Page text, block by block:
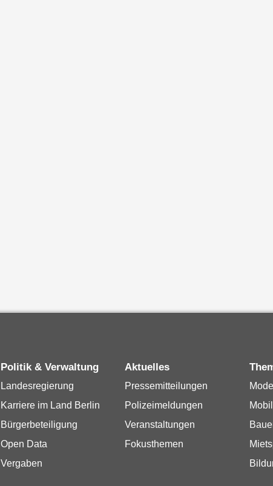
Politik & Verwaltung
Landesregierung
Karriere im Land Berlin
Bürgerbeteiligung
Open Data
Vergaben
Aktuelles
Pressemitteilungen
Polizeimeldungen
Veranstaltungen
Fokusthemen